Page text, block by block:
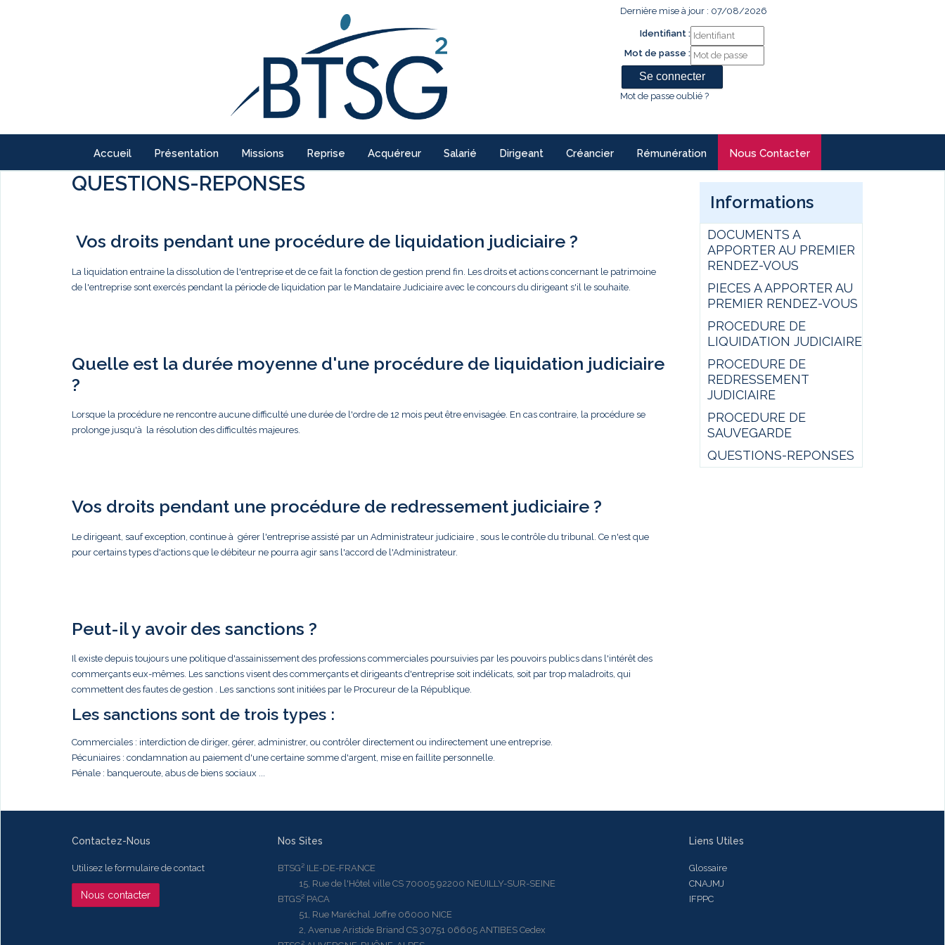
Dernière mise à jour : 07/08/2026
Identifiant :
Mot de passe :
Mot de passe oublié ?
Accueil Présentation Missions Reprise Acquéreur Salarié Dirigeant Créancier Rémunération Nous Contacter
QUESTIONS-REPONSES
Vos droits pendant une procédure de liquidation judiciaire ?
La liquidation entraine la dissolution de l'entreprise et de ce fait la fonction de gestion prend fin. Les droits et actions concernant le patrimoine
de l'entreprise sont exercés pendant la période de liquidation par le Mandataire Judiciaire avec le concours du dirigeant s'il le souhaite.
Quelle est la durée moyenne d'une procédure de liquidation judiciaire
?
Lorsque la procédure ne rencontre aucune difficulté une durée de l'ordre de 12 mois peut être envisagée. En cas contraire, la procédure se
prolonge jusqu'à la résolution des difficultés majeures.
Vos droits pendant une procédure de redressement judiciaire ?
Le dirigeant, sauf exception, continue à gérer l'entreprise assisté par un Administrateur judiciaire , sous le contrôle du tribunal. Ce n'est que
pour certains types d'actions que le débiteur ne pourra agir sans l'accord de l'Administrateur.
Peut-il y avoir des sanctions ?
Il existe depuis toujours une politique d'assainissement des professions commerciales poursuivies par les pouvoirs publics dans l'intérêt des
commerçants eux-mêmes. Les sanctions visent des commerçants et dirigeants d'entreprise soit indélicats, soit par trop maladroits, qui
commettent des fautes de gestion . Les sanctions sont initiées par le Procureur de la République.
Les sanctions sont de trois types :
Commerciales : interdiction de diriger, gérer, administrer, ou contrôler directement ou indirectement une entreprise.
Pécuniaires : condamnation au paiement d'une certaine somme d'argent, mise en faillite personnelle.
Pénale : banqueroute, abus de biens sociaux ...
Informations
DOCUMENTS A
APPORTER AU PREMIER
RENDEZ-VOUS
PIECES A APPORTER AU
PREMIER RENDEZ-VOUS
PROCEDURE DE
LIQUIDATION JUDICIAIRE
PROCEDURE DE
REDRESSEMENT
JUDICIAIRE
PROCEDURE DE
SAUVEGARDE
QUESTIONS-REPONSES
Contactez-Nous
Utilisez le formulaire de contact
Nous contacter
Nos Sites
BTSG² ILE-DE-FRANCE
15, Rue de l'Hôtel ville CS 70005 92200 NEUILLY-SUR-SEINE
BTGS² PACA
51, Rue Maréchal Joffre 06000 NICE
2, Avenue Aristide Briand CS 30751 06605 ANTIBES Cedex
Liens Utiles
Glossaire
CNAJMJ
IFPPC